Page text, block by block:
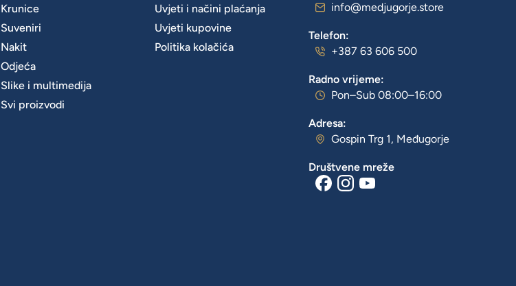
Krunice
Suveniri
Nakit
Odjeća
Slike i multimedija
Svi proizvodi
Uvjeti i načini plaćanja
Uvjeti kupovine
Politika kolačića
info@medjugorje.store
Telefon:
+387 63 606 500
Radno vrijeme:
Pon–Sub 08:00–16:00
Adresa:
Gospin Trg 1, Međugorje
Društvene mreže